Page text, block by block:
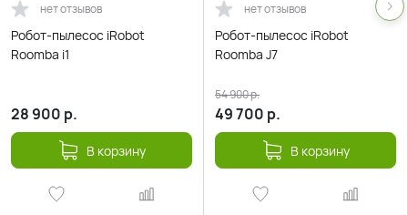
нет отзывов
Робот-пылесос iRobot
Roomba i1
28 900 р.
В корзину
нет отзывов
Робот-пылесос iRobot
Roomba J7
49 700 р.
54 900р.
В корзину